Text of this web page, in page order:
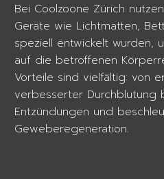
Bei Coolzoone Zürich
Geräte wie Lichtmatten,
speziell entwickelt wurden,
auf die betroffenen
Vorteile sind vielfältig: von
verbesserter Durchblutung
Entzündungen und
Geweberegeneration.